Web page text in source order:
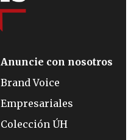
Anuncie con nosotros
Brand Voice
Empresariales
Colección ÚH